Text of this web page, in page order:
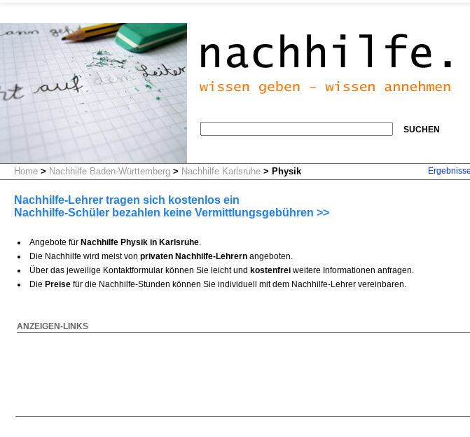
SUCHEN
Home > Nachhilfe Baden-Württemberg > Nachhilfe Karlsruhe > Physik Ergebnisse
Nachhilfe-Lehrer tragen sich kostenlos ein
Nachhilfe-Schüler bezahlen keine Vermittlungsgebühren >>
Angebote für Nachhilfe Physik in Karlsruhe.
Die Nachhilfe wird meist von privaten Nachhilfe-Lehrern angeboten.
Über das jeweilige Kontaktformular können Sie leicht und kostenfrei weitere Informationen anfragen.
Die Preise für die Nachhilfe-Stunden können Sie individuell mit dem Nachhilfe-Lehrer vereinbaren.
ANZEIGEN-LINKS